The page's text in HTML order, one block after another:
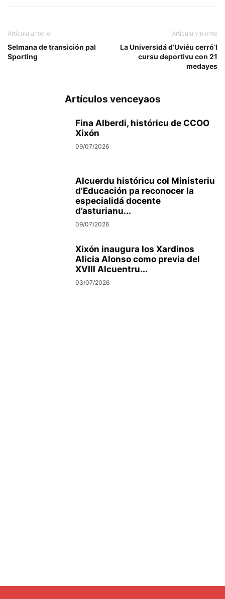
Artículu anterior
Selmana de transición pal
Sporting
Artículu viniente
La Universidá d’Uviéu cerró’l
cursu deportivu con 21
medayes
Artículos venceyaos
Fina Alberdi, históricu de CCOO
Xixón
09/07/2026
Alcuerdu históricu col Ministeriu
d’Educación pa reconocer la
especialidá docente
d’asturianu...
09/07/2026
Xixón inaugura los Xardinos
Alicia Alonso como previa del
XVIII Alcuentru...
03/07/2026